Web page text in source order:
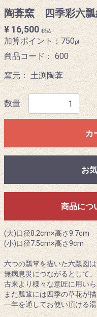
陶葊窯 四季彩六瓢
¥ 16,500 税込
加算ポイント：750pt
商品コード：600
窯元： 土渕陶葊
数量
カ
お
商品につ
(大)口径8.2cm×高さ9.7cm
(小)口径7.5cm×高さ9cm
六つの瓢箪を描いた六瓢図は
無病息災につながるとして、
古来より様々な意匠に用い
また瓢箪には四季の草花が
一年を通してお使い頂ける